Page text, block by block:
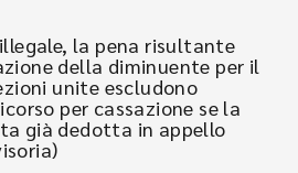
la pena risultante
della diminuente per il
unite escludono
per cassazione se la
già dedotta in appello